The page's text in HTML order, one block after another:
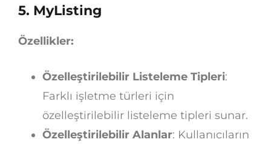
5. MyListing
Özellikler:
Özelleştirilebilir Listeleme Tipleri:
Farklı işletme türleri için
özelleştirilebilir listeleme tipleri sunar.
Özelleştirilebilir Alanlar: Kullanıcıların